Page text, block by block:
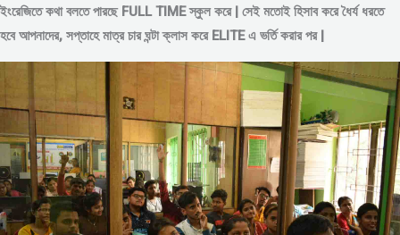
ইংরেজিতে কথা বলতে পারছে FULL TIME স্কুল করে | সেই মতোই হিসাব করে ধৈর্য ধরতে
হবে আপনাদের, সপ্তাহে মাত্র চার ঘন্টা ক্লাস করে ELITE এ ভর্তি করার পর |